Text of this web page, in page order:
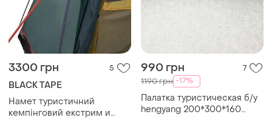
3300 грн 5
BLACK TAPE
Намет туристичний
кемпінговий екстрим и
990 грн 7
1190 грн -17%
Палатка туристическая б/у
hengyang 200*300*160